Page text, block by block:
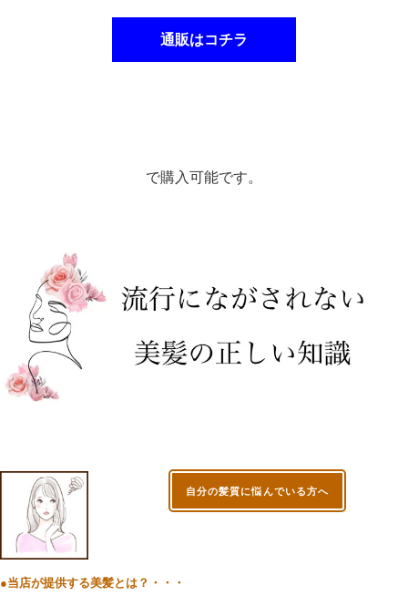
通販はコチラ
で購入可能です。
自分の髪質に悩んでいる方へ
●当店が提供する美髪とは？・・・